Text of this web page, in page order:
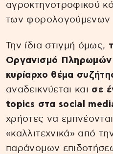
αγροκτηνοτροφικού
των φορολογούμενων
Την ίδια στιγμή όμως,
Οργανισμό Πληρωμών
κυρίαρχο θέμα
αναδεικνύεται και σε
topics στα social
χρήστες να
«καλλιτεχνικά» από
παράνομων